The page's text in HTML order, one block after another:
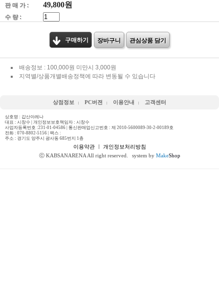
판 매 가 : 49,800원
수 량 :
구매하기 장바구니 관심상품 담기
배송정보 : 100,000원 미만시 3,000원
지역별/상품개별배송정책에 따라 변동될 수 있습니다
상점정보 PC버젼 이용안내 고객센터
상호명 : 갑산아레나
대표 : 시창수 | 개인정보보호책임자 : 시창수
사업자등록번호 :231-01-04586 | 통신판매업신고번호 : 제 2010-5600089-30-2-00189호
전화 : 070-8802-5156 | 팩스 :
주소 : 경기도 양주시 광사동 685번지 1층
이용약관ㅣ 개인정보처리방침
ⓒ KABSANARENA All right reserved.
system by MakeShop